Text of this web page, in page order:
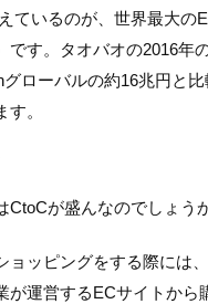
ているのが、世界最大の
です。タオバオの2016年
ローバルの約16兆円と
。
CtoCが盛んなのでしょう
ョッピングをする際には
が運営するECサイトから